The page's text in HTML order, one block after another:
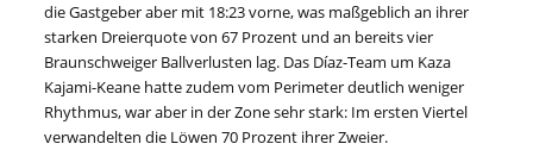
die Gastgeber aber mit 18:23 vorne, was maßgeblich an ihrer
starken Dreierquote von 67 Prozent und an bereits vier
Braunschweiger Ballverlusten lag. Das Díaz-Team um Kaza
Kajami-Keane hatte zudem vom Perimeter deutlich weniger
Rhythmus, war aber in der Zone sehr stark: Im ersten Viertel
verwandelten die Löwen 70 Prozent ihrer Zweier.